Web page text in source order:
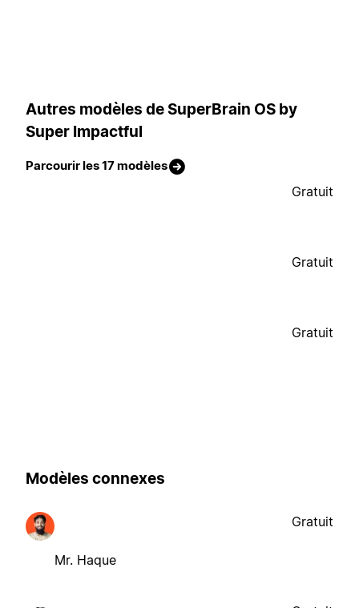
Autres modèles de SuperBrain OS by
Super Impactful
Parcourir les 17 modèles
Gratuit
Gratuit
Gratuit
Modèles connexes
Mr. Haque
Gratuit